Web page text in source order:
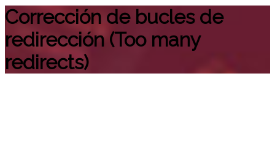
Corrección de bucles de
redirección (Too many
redirects)